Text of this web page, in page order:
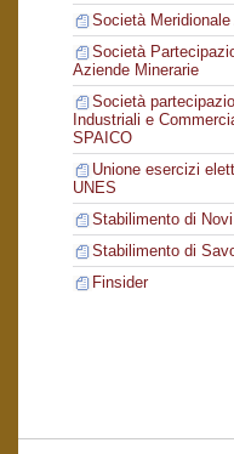
Società
Società
Aziende Minerarie
Società
Industriali e
SPAICO
Unione esercizi
UNES
Stabilimento di
Stabilimento di
Finsider